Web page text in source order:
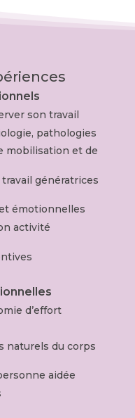
son travail
pathologies
mobilisation et de
génératrices
émotionnelles
activité
d’effort
naturels du corps
aidée